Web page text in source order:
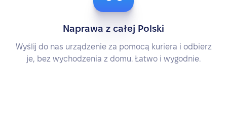
Naprawa z całej Polski
Wyślij do nas urządzenie za pomocą kuriera i odbierz
je, bez wychodzenia z domu. Łatwo i wygodnie.